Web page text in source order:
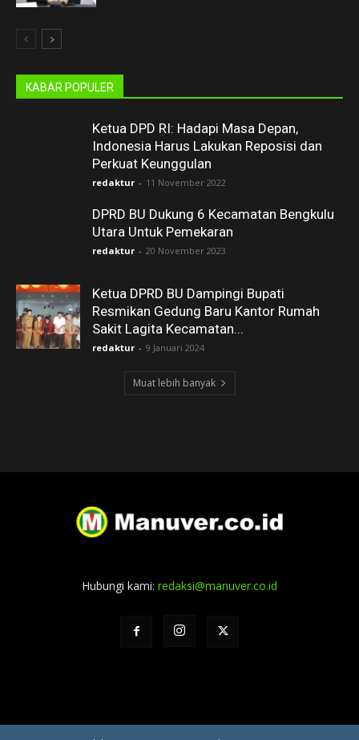
KABAR POPULER
Ketua DPD RI: Hadapi Masa Depan,
Indonesia Harus Lakukan Reposisi dan
Perkuat Keunggulan
redaktur - 11 November 2022
DPRD BU Dukung 6 Kecamatan Bengkulu
Utara Untuk Pemekaran
redaktur - 20 November 2023
Ketua DPRD BU Dampingi Bupati
Resmikan Gedung Baru Kantor Rumah
Sakit Lagita Kecamatan...
redaktur - 9 Januari 2024
Muat lebih banyak
Hubungi kami: redaksi@manuver.co.id